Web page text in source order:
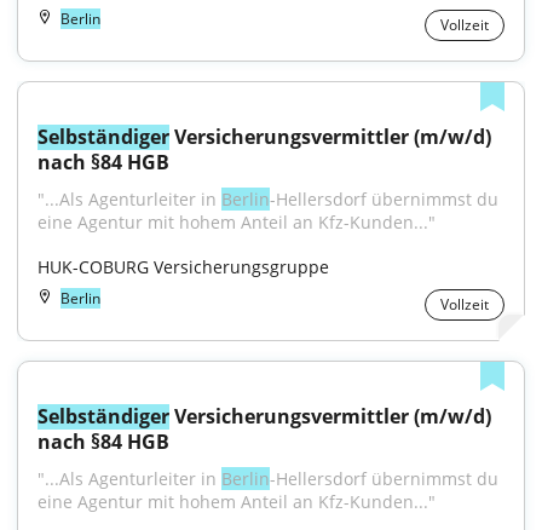
Berlin Vollzeit
Selbständiger Versicherungsvermittler (m/w/d)
nach §84 HGB
"...Als Agenturleiter in Berlin-Hellersdorf übernimmst du
eine Agentur mit hohem Anteil an Kfz-Kunden..."
HUK-COBURG Versicherungsgruppe
Berlin Vollzeit
Selbständiger Versicherungsvermittler (m/w/d)
nach §84 HGB
"...Als Agenturleiter in Berlin-Hellersdorf übernimmst du
eine Agentur mit hohem Anteil an Kfz-Kunden..."